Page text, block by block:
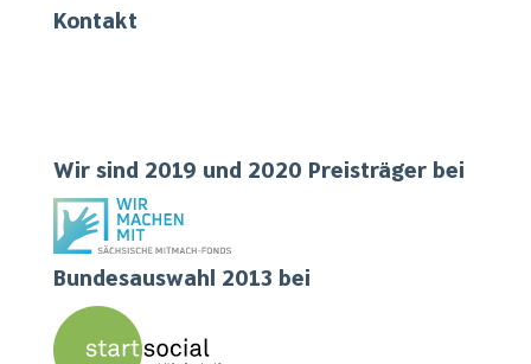
Kontakt
Wir sind 2019 und 2020 Preisträger bei
Bundesauswahl 2013 bei